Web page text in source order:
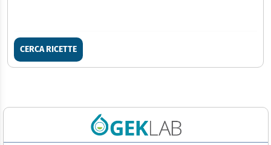
CERCA RICETTE